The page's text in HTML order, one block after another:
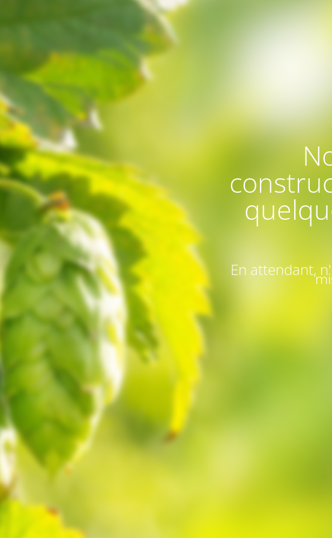
En attendant,